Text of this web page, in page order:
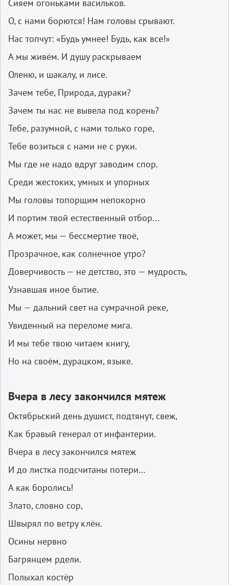
Сияем огоньками васильков.
О, с нами борются! Нам головы срывают.
Нас топчут: «Будь умнее! Будь, как все!»
А мы живём. И душу раскрываем
Оленю, и шакалу, и лисе.
Зачем тебе, Природа, дураки?
Зачем ты нас не вывела под корень?
Тебе, разумной, с нами только горе,
Тебе возиться с нами не с руки.
Мы где не надо вдруг заводим спор.
Среди жестоких, умных и упорных
Мы головы топорщим непокорно
И портим твой естественный отбор...
А может, мы — бессмертие твоё,
Прозрачное, как солнечное утро?
Доверчивость — не детство, это — мудрость,
Узнавшая иное бытие.
Мы — дальний свет на сумрачной реке,
Увиденный на переломе мига.
И мы тебе твою читаем книгу,
Но на своём, дурацком, языке.
Вчера в лесу закончился мятеж
Октябрьский день душист, подтянут, свеж,
Как бравый генерал от инфантерии.
Вчера в лесу закончился мятеж
И до листка подсчитаны потери…
А как боролись!
Злато, словно сор,
Швырял по ветру клён.
Осины нервно
Багрянцем рдели.
Полыхал костёр